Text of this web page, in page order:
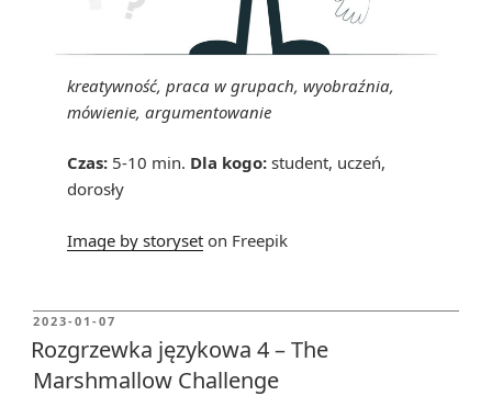
kreatywność, praca w grupach, wyobraźnia,
mówienie, argumentowanie
Czas: 5-10 min. Dla kogo:student, uczeń,
dorosły
Image by storyset on Freepik
POSTED
ON
2023-01-07
Rozgrzewka językowa 4 – The
Marshmallow Challenge